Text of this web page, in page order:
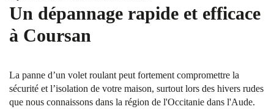
Un dépannage rapide et efficace
à Coursan
La panne d’un volet roulant peut fortement compromettre la
sécurité et l’isolation de votre maison, surtout lors des hivers rudes
que nous connaissons dans la région de l'Occitanie dans l'Aude.